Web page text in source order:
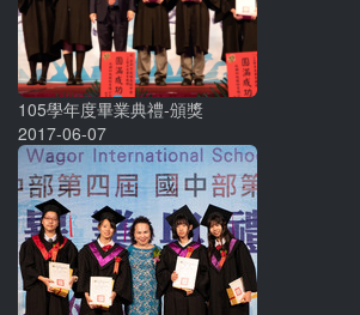
105學年度畢業典禮-頒獎
2017-06-07